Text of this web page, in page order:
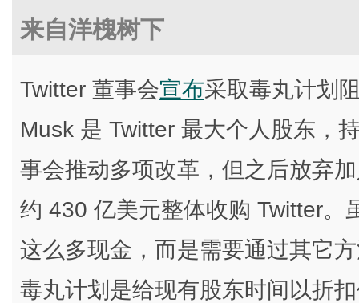
来自洋槐树下
Twitter 董事会宣布采取毒丸计划
Musk 是 Twitter 最大个人股东，
事会推动多项改革，但之后放弃
约 430 亿美元整体收购 Twitter。
这么多现金，而是需要通过其它
毒丸计划是给现有股东时间以折